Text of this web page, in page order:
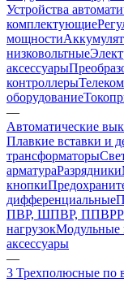
Устройства
комплектующие
мощности
низковольтные
аксессуары
контроллеры
оборудование
—
Автоматические
Плавкие вставки и
трансформаторы
арматураРазрядники
кнопки
дифференциальные
ПВР, ШПВР, ППВР
нагрузокМодульные
аксессуары
—
3 Трехполюсные по